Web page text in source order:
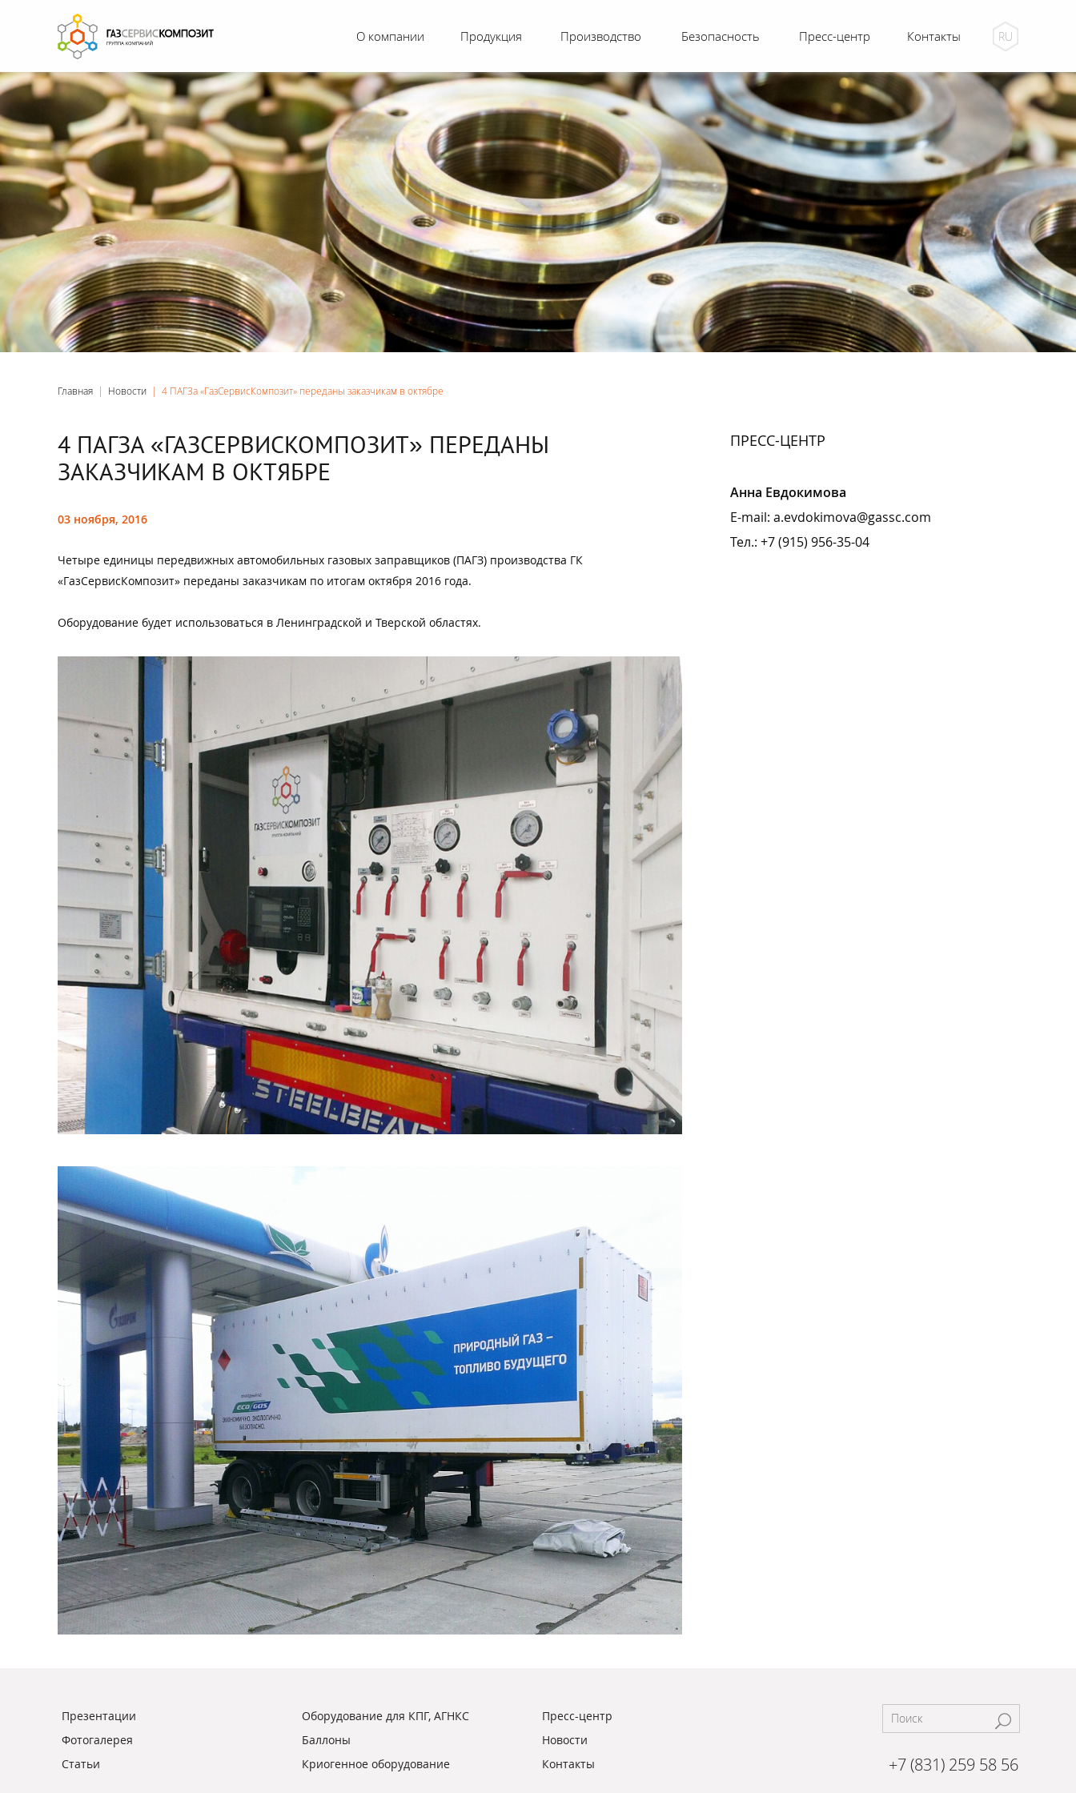
Главная | Новости | 4 ПАГЗа «ГазСервисКомпозит» переданы заказчикам в октябре
4 ПАГЗА «ГАЗСЕРВИСКОМПОЗИТ» ПЕРЕДАНЫ
ЗАКАЗЧИКАМ В ОКТЯБРЕ
03 ноября, 2016
Четыре единицы передвижных автомобильных газовых заправщиков (ПАГЗ) производства ГК
«ГазСервисКомпозит» переданы заказчикам по итогам октября 2016 года.
Оборудование будет использоваться в Ленинградской и Тверской областях.
ПРЕСС-ЦЕНТР
Анна Евдокимова
E-mail: a.evdokimova@gassc.com
Тел.: +7 (915) 956-35-04
Презентации
Фотогалерея
Статьи
Оборудование для КПГ, АГНКС
Баллоны
Криогенное оборудование
Пресс-центр
Новости
Контакты
+7 (831) 259 58 56
RU
О компании Продукция Производство Безопасность Пресс-центр Контакты